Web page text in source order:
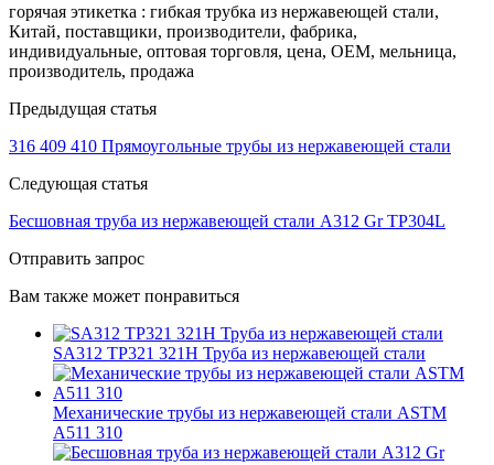
горячая этикетка : гибкая трубка из нержавеющей стали,
Китай, поставщики, производители, фабрика,
индивидуальные, оптовая торговля, цена, OEM, мельница,
производитель, продажа
Предыдущая статья
316 409 410 Прямоугольные трубы из нержавеющей стали
Следующая статья
Бесшовная труба из нержавеющей стали A312 Gr TP304L
Отправить запрос
Вам также может понравиться
SA312 TP321 321H Труба из нержавеющей стали
Механические трубы из нержавеющей стали ASTM
A511 310